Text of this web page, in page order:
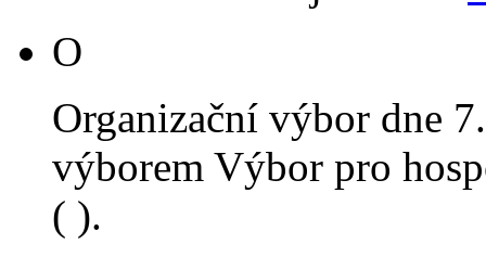
O
Organizační výbor dne
výborem Výbor pro
( ).